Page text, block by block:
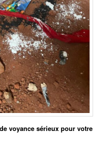
voyance sérieux pour votre